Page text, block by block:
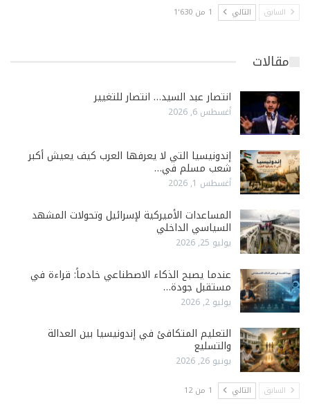
السابق التالي 1 من 1٬630
مقالات
انتصار عبد السيد… انتصار للتغيير
أغسطس 6, 2026
إندونيسيا التي لا يعرفها العرب كيف يعيش أكبر
شعب مسلم في…
أغسطس 1, 2026
المساعدات الأميركية لإسرائيل وتحولات المشهد
السياسي الداخلي
يوليو 25, 2026
عندما يصبح الذكاء الاصطناعي خادماً: قراءة في
مستقبل جودة…
يوليو 2, 2026
التعليم المتكافئ في إندونيسيا بين العدالة
والتسليع
يونيو 26, 2026
السابق التالي 1 من 12